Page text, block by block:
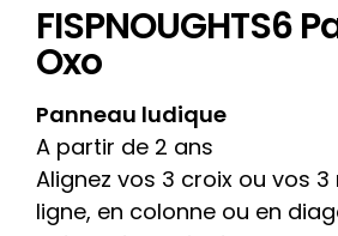
FISPNOUGHTS6
Oxo
Panneau ludique
A partir de 2 ans
Alignez vos 3 croix ou vos
ligne, en colonne ou en